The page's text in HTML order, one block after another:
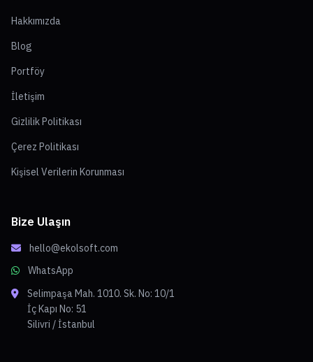
Hakkımızda
Blog
Portföy
İletişim
Gizlilik Politikası
Çerez Politikası
Kişisel Verilerin Korunması
Bize Ulaşın
hello@ekolsoft.com
WhatsApp
Selimpaşa Mah. 1010. Sk. No: 10/1
İç Kapı No: 51
Silivri / İstanbul